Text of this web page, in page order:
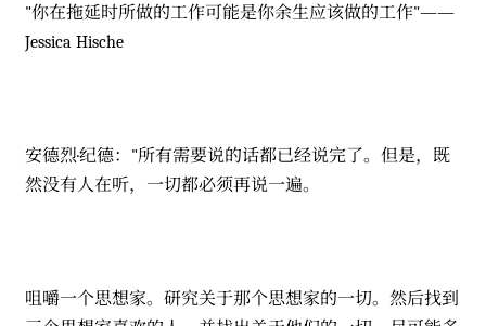
"你在拖延时所做的工作可能是你余生应该做的工作"——
Jessica Hische
安德烈·纪德："所有需要说的话都已经说完了。但是，既
然没有人在听，一切都必须再说一遍。
咀嚼一个思想家。研究关于那个思想家的一切。然后找到